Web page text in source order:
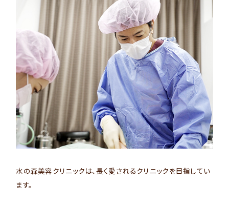
水の森美容クリニックは、長く愛されるクリニックを目指してい
ます。